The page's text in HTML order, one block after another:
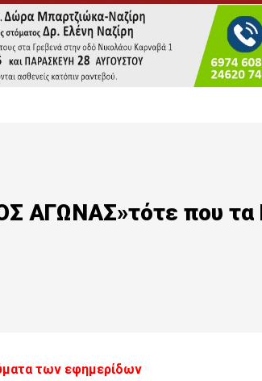
ΑΓΩΝΑΣ»τότε που τα
των εφημερίδων